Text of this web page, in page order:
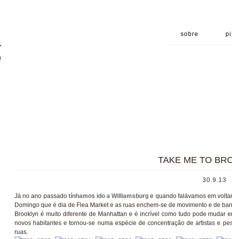
sobre
TAKE ME TO
30.9.13
Já no ano passado tínhamos ido a Williamsburg e quando falávamos em
Domingo que é dia de Flea Market e as ruas enchem-se de movimento e de
Brooklyn é muito diferente de Manhattan e é incrível como tudo pode mudar
novos habitantes e tornou-se numa espécie de concentração de artistas e
ruas.